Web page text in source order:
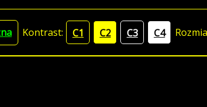
Kontrast: C1 C2 C3 C4